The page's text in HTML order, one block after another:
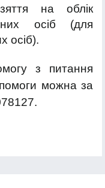
на облік
осіб (для
осіб).
з питання
можна за